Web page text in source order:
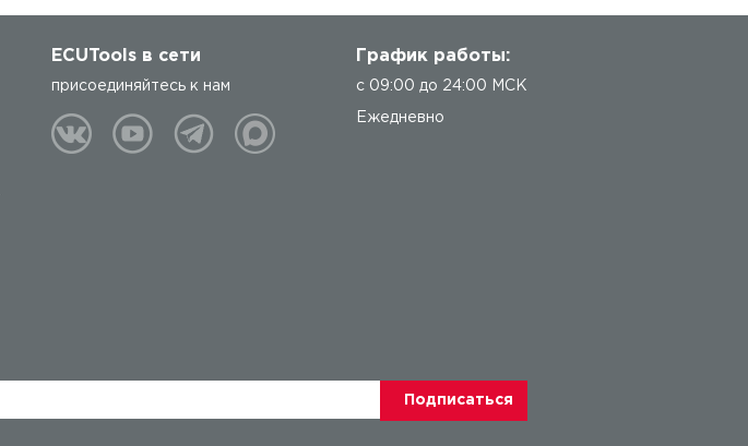
ECUTools в сети
присоединяйтесь к нам
График работы:
с 09:00 до 24:00 МСК
Ежедневно